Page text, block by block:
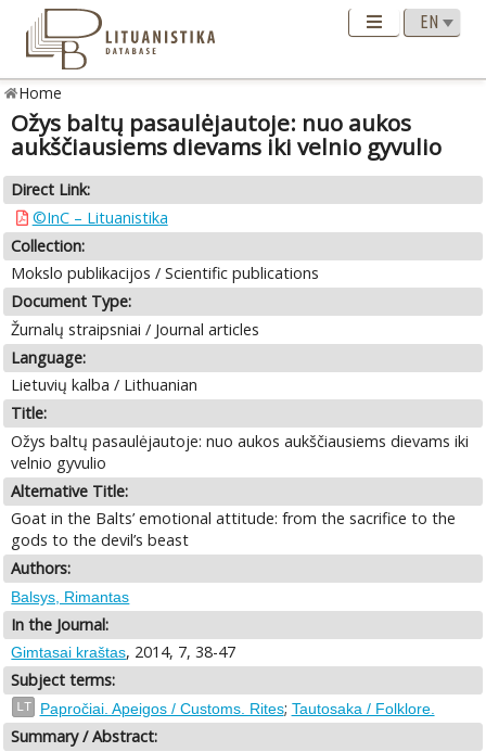
Home
Ožys baltų pasaulėjautoje: nuo aukos
aukščiausiems dievams iki velnio gyvulio
Direct Link:
©InC – Lituanistika
Collection:
Mokslo publikacijos / Scientific publications
Document Type:
Žurnalų straipsniai / Journal articles
Language:
Lietuvių kalba / Lithuanian
Title:
Ožys baltų pasaulėjautoje: nuo aukos aukščiausiems dievams iki
velnio gyvulio
Alternative Title:
Goat in the Balts’ emotional attitude: from the sacrifice to the
gods to the devil’s beast
Authors:
Balsys, Rimantas
In the Journal:
Gimtasai kraštas, 2014, 7, 38-47
Subject terms:
LT Papročiai. Apeigos / Customs. Rites; Tautosaka / Folklore.
Summary / Abstract: